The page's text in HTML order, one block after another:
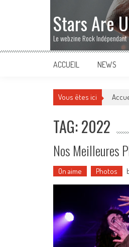
Stars Are
Le webzine Rock Indépendant
ACCUEIL NEWS
Vous êtes ici
TAG: 2022
Nos Meilleures
On aime Photos